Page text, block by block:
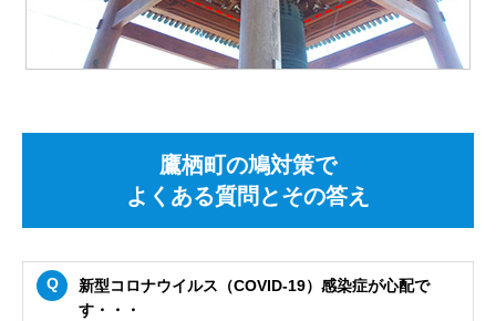
鷹栖町の鳩対策で
よくある質問とその答え
新型コロナウイルス（COVID-19）感染症が心配で
す・・・